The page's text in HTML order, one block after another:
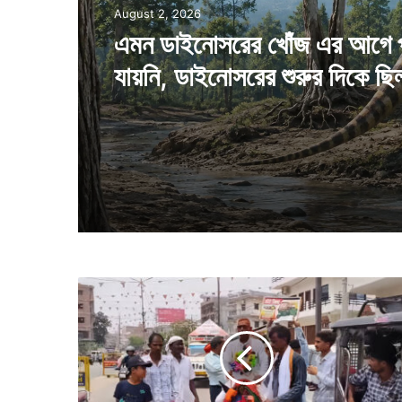
August 2, 2026
এমন ডাইনোসরের খোঁজ এর আগে
যায়নি, ডাইনোসরের শুরুর দিকে
SciTech
July 28, 2026
এমন পুকুর একটিই আছে, মাইনাস
ডিগ্রিতেও জমে না এই পুকুরের জল
গা
ধা
র
পি
ঠে
চে